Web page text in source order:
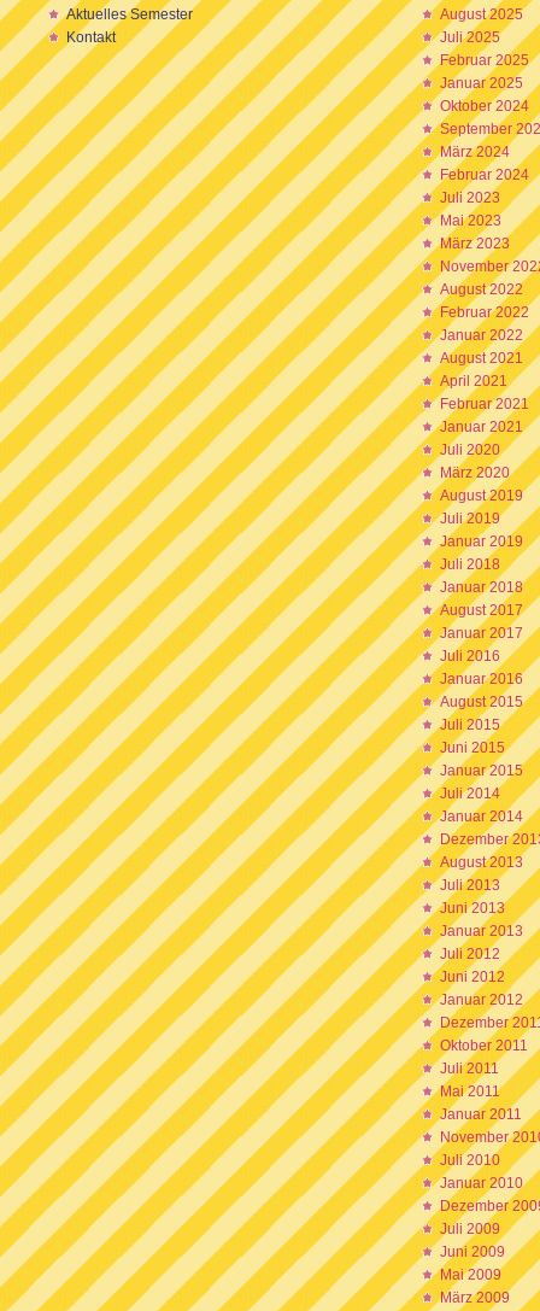
Aktuelles Semester
Kontakt
August 2025
Juli 2025
Februar 2025
Januar 2025
Oktober 2024
September
März 2024
Februar 2024
Juli 2023
Mai 2023
März 2023
November
August 2022
Februar 2022
Januar 2022
August 2021
April 2021
Februar 2021
Januar 2021
Juli 2020
März 2020
August 2019
Juli 2019
Januar 2019
Juli 2018
Januar 2018
August 2017
Januar 2017
Juli 2016
Januar 2016
August 2015
Juli 2015
Juni 2015
Januar 2015
Juli 2014
Januar 2014
Dezember
August 2013
Juli 2013
Juni 2013
Januar 2013
Juli 2012
Juni 2012
Januar 2012
Dezember
Oktober 2011
Juli 2011
Mai 2011
Januar 2011
November
Juli 2010
Januar 2010
Dezember
Juli 2009
Juni 2009
Mai 2009
März 2009